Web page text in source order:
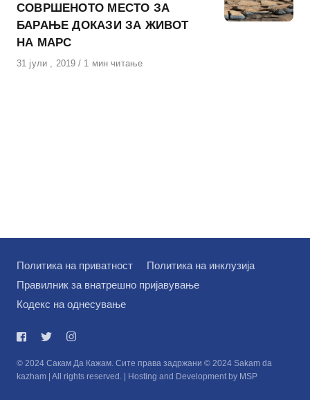
СОВРШЕНОТО МЕСТО ЗА
БАРАЊЕ ДОКАЗИ ЗА ЖИВОТ
НА МАРС
Објавено
31 јули , 2019 1 мин читање
Политика на приватност
Политика на инклузија
Правилник за внатрешно пријавување
Кодекс на однесување
© 2024 Сакам Да Кажам. Сите права задржани © 2024 Sakam da
kazham | All rights reserved. | Hosting and Development by MSP